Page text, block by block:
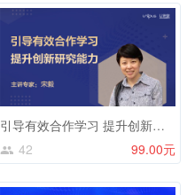
引导有效合作学习 提升创新研究能力
42
99.00元